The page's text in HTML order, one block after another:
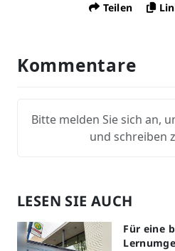
Teilen
Kommentare
Bitte melden Sie sich an,
und schreiben
LESEN SIE AUCH
Für eine